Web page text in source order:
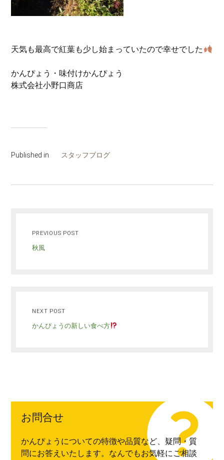
天気も最高で紅葉も少し始まっていたので幸せでした
かんぴょう・味付けかんぴょう
株式会社小野口商店
Published in スタッフブログ
PREVIOUS POST
秋風
NEXT POST
かんぴょうの新しい食べ方
お問合せ
かんぴょうについての特徴や品質など、疑問・質
問にお答えいたします。なんでもお気軽にご相談